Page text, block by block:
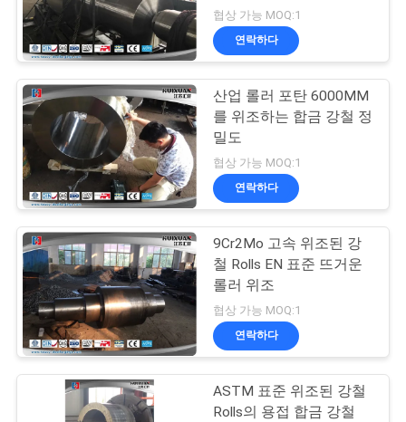
장
여
행
품
질
관
리
사
이
협상 가능 MOQ:1
연락하다
산업 롤러 포탄 6000MM
를 위조하는 합금 강철 정
밀도
협상 가능 MOQ:1
연락하다
9Cr2Mo 고속 위조된 강
철 Rolls EN 표준 뜨거운
롤러 위조
협상 가능 MOQ:1
연락하다
ASTM 표준 위조된 강철
Rolls의 용접 합금 강철